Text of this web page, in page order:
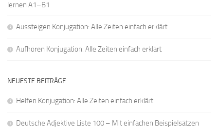
lernen A1–B1
Aussteigen Konjugation: Alle Zeiten einfach erklärt
Aufhören Konjugation: Alle Zeiten einfach erklärt
NEUESTE BEITRÄGE
Helfen Konjugation: Alle Zeiten einfach erklärt
Deutsche Adjektive Liste 100 – Mit einfachen Beispielsätzen